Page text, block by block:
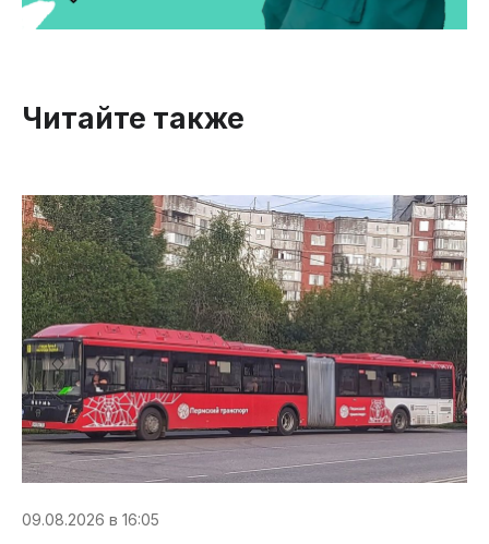
Читайте также
09.08.2026 в 16:05